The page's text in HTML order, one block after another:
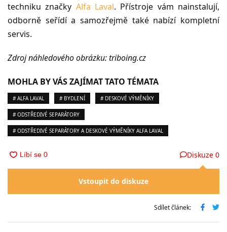
techniku značky Alfa Laval. Přístroje vám nainstalují,
odborně seřídí a samozřejmě také nabízí kompletní
servis.
Zdroj náhledového obrázku: triboing.cz
MOHLA BY VÁS ZAJÍMAT TATO TÉMATA
# ALFA LAVAL # BYDLENÍ # DESKOVÉ VÝMĚNÍKY
# ODSTŘEDIVÉ SEPARÁTORY
# ODSTŘEDIVÉ SEPARÁTORY A DESKOVÉ VÝMĚNÍKY ALFA LAVAL
Diskuze 0
Vstoupit do diskuze
Sdílet článek: